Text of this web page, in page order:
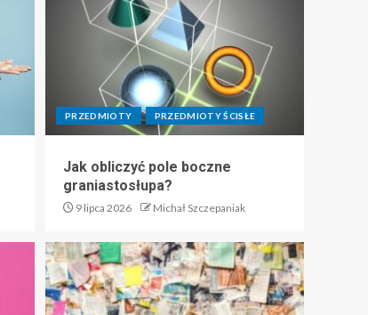
PRZEDMIOTY PRZEDMIOTY ŚCISŁE
Jak obliczyć pole boczne
graniastosłupa?
9 lipca 2026 Michał Szczepaniak